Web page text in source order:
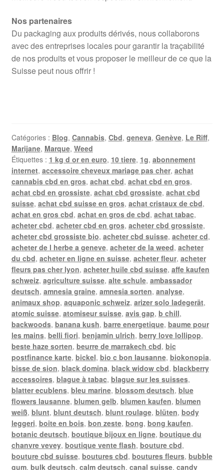
Nos partenaires
Du packaging aux produits dérivés, nous collaborons
avec des entreprises locales pour garantir la traçabilité
de nos produits et vous proposer le meilleur de ce que la
Suisse peut nous offrir !
Catégories : Blog, Cannabis, Cbd, geneva, Genève, Le Riff,
Marijane, Marque, Weed
Étiquettes : 1 kg d or en euro, 10 tiere, 1g, abonnement
internet, accessoire cheveux mariage pas cher, achat
cannabis cbd en gros, achat cbd, achat cbd en gros,
achat cbd en grossiste, achat cbd grossiste, achat cbd
suisse, achat cbd suisse en gros, achat cristaux de cbd,
achat en gros cbd, achat en gros de cbd, achat tabac,
acheter cbd, acheter cbd en gros, acheter cbd grossiste,
acheter cbd grossiste bio, acheter cbd suisse, acheter cd,
acheter de l herbe a geneve, acheter de la weed, acheter
du cbd, acheter en ligne en suisse, acheter fleur, acheter
fleurs pas cher lyon, acheter huile cbd suisse, affe kaufen
schweiz, agriculture suisse, alte schule, ambassador
deutsch, amnesia graine, amnesia sorten, analyse,
animaux shop, aquaponic schweiz, arizer solo ladegerät,
atomic suisse, atomiseur suisse, avis gap, b chill,
backwoods, banana kush, barre energetique, baume pour
les mains, belli fiori, benjamin ulrich, berry love lollipop,
beste haze sorten, beurre de marrakech cbd, bic
postfinance karte, bickel, bio c bon lausanne, biokonopia,
bisse de sion, black domina, black widow cbd, blackberry
accessoires, blague à tabac, blague sur les suisses,
blatter ecublens, bleu marine, blossom deutsch, blue
flowers lausanne, blumen gelb, blumen kaufen, blumen
weiß, blunt, blunt deutsch, blunt roulage, blüten, body
leggeri, boite en bois, bon zeste, bong, bong kaufen,
botanic deutsch, boutique bijoux en ligne, boutique du
chanvre vevey, boutique vente flash, bouture cbd,
bouture cbd suisse, boutures cbd, boutures fleurs, bubble
gum, bulk deutsch, calm deutsch, canal suisse, candy